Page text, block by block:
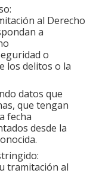
al Derecho
a
o
los delitos o la
datos que
que tengan
fecha
desde la
tramitación al